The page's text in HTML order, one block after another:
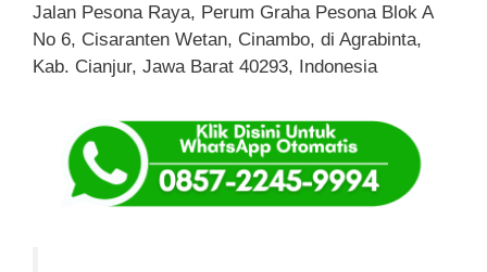
Jalan Pesona Raya, Perum Graha Pesona Blok A
No 6, Cisaranten Wetan, Cinambo, di Agrabinta,
Kab. Cianjur, Jawa Barat 40293, Indonesia